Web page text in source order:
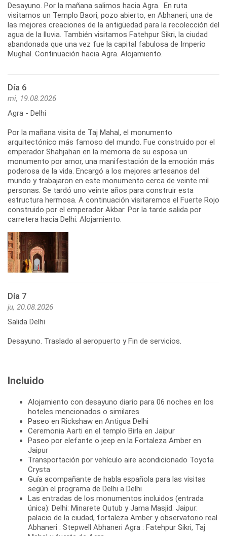
Desayuno. Por la mañana salimos hacia Agra. En ruta
visitamos un Templo Baori, pozo abierto, en Abhaneri, una de
las mejores creaciones de la antigüedad para la recolección del
agua de la lluvia. También visitamos Fatehpur Sikri, la ciudad
abandonada que una vez fue la capital fabulosa de Imperio
Mughal. Continuación hacia Agra. Alojamiento.
Día 6
mi, 19.08.2026
Agra - Delhi
Por la mañana visita de Taj Mahal, el monumento
arquitectónico más famoso del mundo. Fue construido por el
emperador Shahjahan en la memoria de su esposa un
monumento por amor, una manifestación de la emoción más
poderosa de la vida. Encargó a los mejores artesanos del
mundo y trabajaron en este monumento cerca de veinte mil
personas. Se tardó uno veinte años para construir esta
estructura hermosa. A continuación visitaremos el Fuerte Rojo
construido por el emperador Akbar. Por la tarde salida por
carretera hacia Delhi. Alojamiento.
Día 7
ju, 20.08.2026
Salida Delhi
Desayuno. Traslado al aeropuerto y Fin de servicios.
Incluido
Alojamiento con desayuno diario para 06 noches en los
hoteles mencionados o similares
Paseo en Rickshaw en Antigua Delhi
Ceremonia Aarti en el templo Birla en Jaipur
Paseo por elefante o jeep en la Fortaleza Amber en
Jaipur
Transportación por vehículo aire acondicionado Toyota
Crysta
Guía acompañante de habla española para las visitas
según el programa de Delhi a Delhi
Las entradas de los monumentos incluidos (entrada
única): Delhi: Minarete Qutub y Jama Masjid. Jaipur:
palacio de la ciudad, fortaleza Amber y observatorio real
Abhaneri : Stepwell Abhaneri Agra : Fatehpur Sikri, Taj